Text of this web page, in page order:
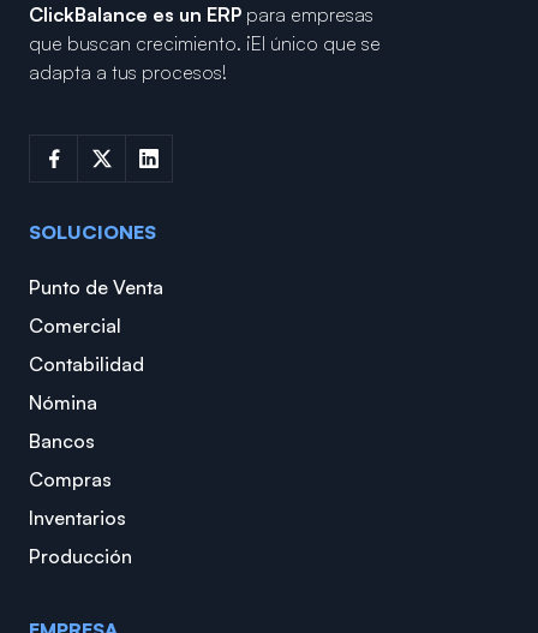
ClickBalance es un ERP para empresas
que buscan crecimiento. ¡El único que se
adapta a tus procesos!
SOLUCIONES
Punto de Venta
Comercial
Contabilidad
Nómina
Bancos
Compras
Inventarios
Producción